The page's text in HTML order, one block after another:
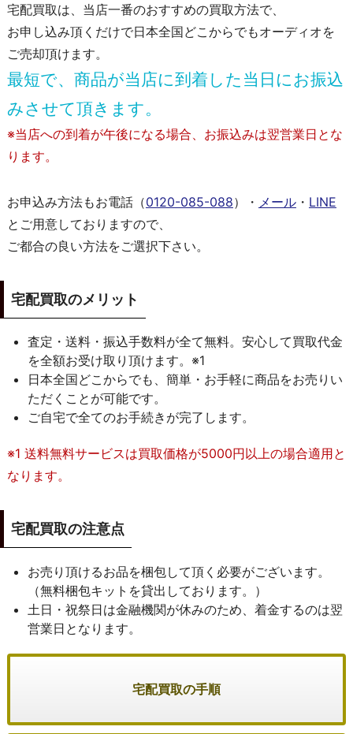
宅配買取は、当店一番のおすすめの買取方法で、
お申し込み頂くだけで日本全国どこからでもオーディオを
ご売却頂けます。
最短で、商品が当店に到着した当日にお振込
みさせて頂きます。
※当店への到着が午後になる場合、お振込みは翌営業日とな
ります。
お申込み方法もお電話（0120-085-088）・ メール・ LINE
とご用意しておりますので、
ご都合の良い方法をご選択下さい。
宅配買取のメリット
査定・送料・振込手数料が全て無料。安心して買取代金
を全額お受け取り頂けます。※1
日本全国どこからでも、簡単・お手軽に商品をお売りい
ただくことが可能です。
ご自宅で全てのお手続きが完了します。
※1 送料無料サービスは買取価格が5000円以上の場合適用と
なります。
宅配買取の注意点
お売り頂けるお品を梱包して頂く必要がございます。
（無料梱包キットを貸出しております。）
土日・祝祭日は金融機関が休みのため、着金するのは翌
営業日となります。
宅配買取の手順